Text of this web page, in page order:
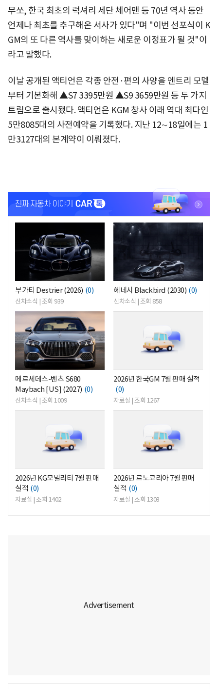
무쏘, 한국 최초의 럭셔리 세단 체어맨 등 70년 역사 동안
언제나 최초를 추구해온 서사가 있다"며 "이번 선포식이 K
GM의 또 다른 역사를 맞이하는 새로운 이정표가 될 것"이
라고 말했다.
이날 공개된 액티언은 각종 안전·편의 사양을 엔트리 모델
부터 기본화해 ▲S7 3395만원 ▲S9 3659만원 등 두 가지
트림으로 출시됐다. 액티언은 KGM 창사 이래 역대 최다인
5만8085대의 사전예약을 기록했다. 지난 12∼18일에는 1
만3127대의 본계약이 이뤄졌다.
부가티 Destrier (2026) (0)
신차소식 | 조회 939
<
헤네시 Blackbird (2030) (0)
신차소식 | 조회 858
<
메르세데스-벤츠 S680
Maybach [US] (2027) (0)
신차소식 | 조회 1009
2026년 한국GM 7월 판매 실적
(0)
자료실 | 조회 1267
2026년 KG모빌리티 7월 판매
실적 (0)
자료실 | 조회 1402
2026년 르노코리아 7월 판매
실적 (0)
자료실 | 조회 1303